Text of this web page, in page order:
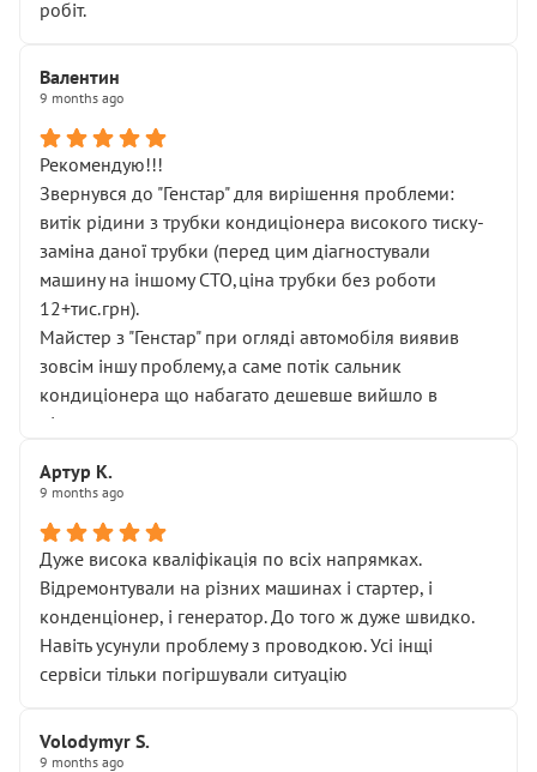
робіт.
Валентин
9 months ago
Рекомендую!!!
Звернувся до "Генстар" для вирішення проблеми:
витік рідини з трубки кондиціонера високого тиску-
заміна даної трубки (перед цим діагностували
машину на іншому СТО,ціна трубки без роботи
12+тис.грн).
Майстер з "Генстар" при огляді автомобіля виявив
зовсім іншу проблему,а саме потік сальник
кондиціонера що набагато дешевше вийшло в
підсумку.
Артур К.
9 months ago
Дуже висока кваліфікація по всіх напрямках.
Відремонтували на різних машинах і стартер, і
конденціонер, і генератор. До того ж дуже швидко.
Навіть усунули проблему з проводкою. Усі інщі
сервіси тільки погіршували ситуацію
Volodymyr S.
9 months ago